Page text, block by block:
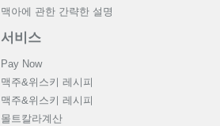
맥아에 관한 간략한 설명
서비스
Pay Now
맥주&위스키 레시피
맥주&위스키 레시피
몰트칼라계산